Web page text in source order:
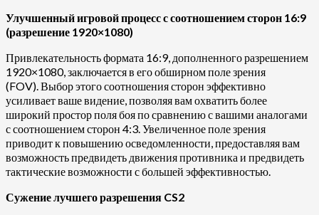
Улучшенный игровой процесс с соотношением сторон 16:9
(разрешение 1920×1080)
Привлекательность формата 16:9, дополненного разрешением
1920×1080, заключается в его обширном поле зрения
(FOV). Выбор этого соотношения сторон эффективно
усиливает ваше видение, позволяя вам охватить более
широкий простор поля боя по сравнению с вашими аналогами
с соотношением сторон 4:3. Увеличенное поле зрения
приводит к повышению осведомленности, предоставляя вам
возможность предвидеть движения противника и предвидеть
тактические возможности с большей эффективностью.
Сужение лучшего разрешения CS2